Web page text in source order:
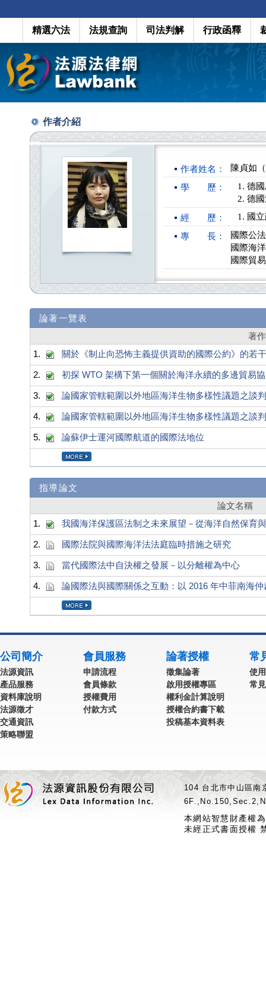
精選六法 法規查詢 司法判解 行政函釋
作者介紹
作者姓名： 陳貞如
學 歷：
德
德
經 歷：
國
專 長：
國際公法
國際海
國際貿
論著一覽表
著
1.
關於《制止向恐怖主義提供資助的國際公約》的若
2. 初探 WTO 架構下第一個關於海洋永續的多邊貿易
3. 論國家管轄範圍以外地區海洋生物多樣性議題之談
4. 論國家管轄範圍以外地區海洋生物多樣性議題之談
5. 論蘇伊士運河國際航道的國際法地位
指導論文
論文名稱
1.
我國海洋保護區法制之未來展望－從海洋自然保育
2. 國際法院與國際海洋法法庭臨時措施之研究
3. 當代國際法中自決權之發展－以分離權為中心
4. 論國際法與國際關係之互動：以 2016 年中菲南海
公司簡介
法源資訊
產品服務
資料庫說明
法源徵才
交通資訊
策略聯盟
會員服務
申請流程
會員條款
授權費用
付款方式
論著授權
徵集論著
啟用授權專區
權利金計算說明
授權合約書下載
投稿基本資料表
常
使
常
104 台北市中山區
本網站智慧財產權
未經正式書面授權